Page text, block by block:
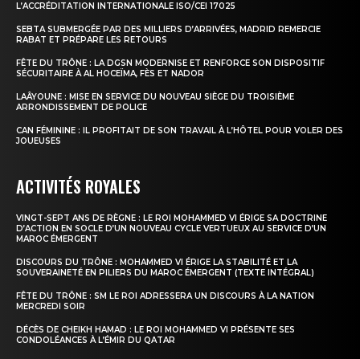
L’ACCRÉDITATION INTERNATIONALE ISO/CEI 17025
SEBTA SUBMERGÉE PAR DES MILLIERS D’ARRIVÉES, MADRID REMERCIE
RABAT ET PRÉPARE LES RETOURS
FÊTE DU TRÔNE : LA DGSN MODERNISE ET RENFORCE SON DISPOSITIF
SÉCURITAIRE À AL HOCEÏMA, FÈS ET NADOR
LAÂYOUNE : MISE EN SERVICE DU NOUVEAU SIÈGE DU TROISIÈME
ARRONDISSEMENT DE POLICE
CAN FÉMININE : IL PROFITAIT DE SON TRAVAIL À L’HÔTEL POUR VOLER DES
JOUEUSES
ACTIVITÉS ROYALES
VINGT-SEPT ANS DE RÈGNE : LE ROI MOHAMMED VI ÉRIGE SA DOCTRINE
D’ACTION EN SOCLE D’UN NOUVEAU CYCLE VERTUEUX AU SERVICE D’UN
MAROC ÉMERGENT
DISCOURS DU TRÔNE : MOHAMMED VI ÉRIGE LA STABILITÉ ET LA
SOUVERAINETÉ EN PILIERS DU MAROC ÉMERGENT (TEXTE INTÉGRAL)
FÊTE DU TRÔNE : SM LE ROI ADRESSERA UN DISCOURS À LA NATION
MERCREDI SOIR
DÉCÈS DE CHEIKH HAMAD : LE ROI MOHAMMED VI PRÉSENTE SES
CONDOLÉANCES À L’ÉMIR DU QATAR